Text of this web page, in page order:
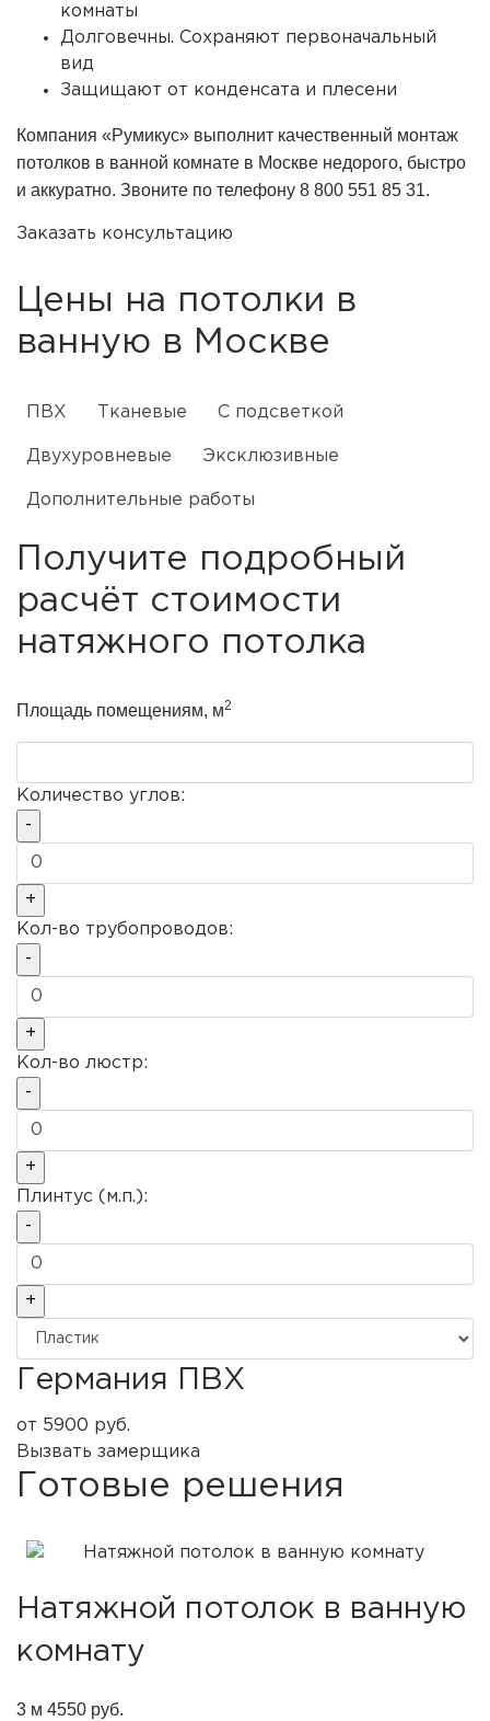
комнаты
Долговечны. Сохраняют первоначальный
вид
Защищают от конденсата и плесени
Компания «Румикус» выполнит качественный монтаж
потолков в ванной комнате в Москве недорого, быстро
и аккуратно. Звоните по телефону 8 800 551 85 31.
Заказать консультацию
Цены на потолки в
ванную в Москве
ПВХ Тканевые С подсветкой
Двухуровневые Эксклюзивные
Дополнительные работы
Получите подробный
расчёт стоимости
натяжного потолка
Площадь помещениям, м2
Количество углов:
Кол-во трубопроводов:
Кол-во люстр:
Плинтус (м.п.):
Германия ПВХ
от 5900 руб.
Вызвать замерщика
Готовые решения
Натяжной потолок в ванную
комнату
3 м 4550 руб.